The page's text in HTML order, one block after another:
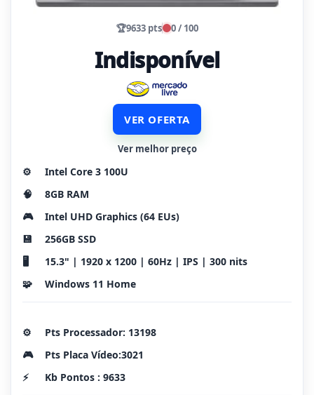
🏆9633 pts 0 / 100
Indisponível
VER OFERTA
Ver melhor preço
⚙️
Intel Core 3 100U
🧠
8GB RAM
🎮
Intel UHD Graphics (64 EUs)
💾
256GB SSD
🖥️
15.3" | 1920 x 1200 | 60Hz | IPS | 300 nits
🧩
Windows 11 Home
⚙️
Pts Processador: 13198
🎮
Pts Placa Vídeo:3021
⚡
Kb Pontos : 9633